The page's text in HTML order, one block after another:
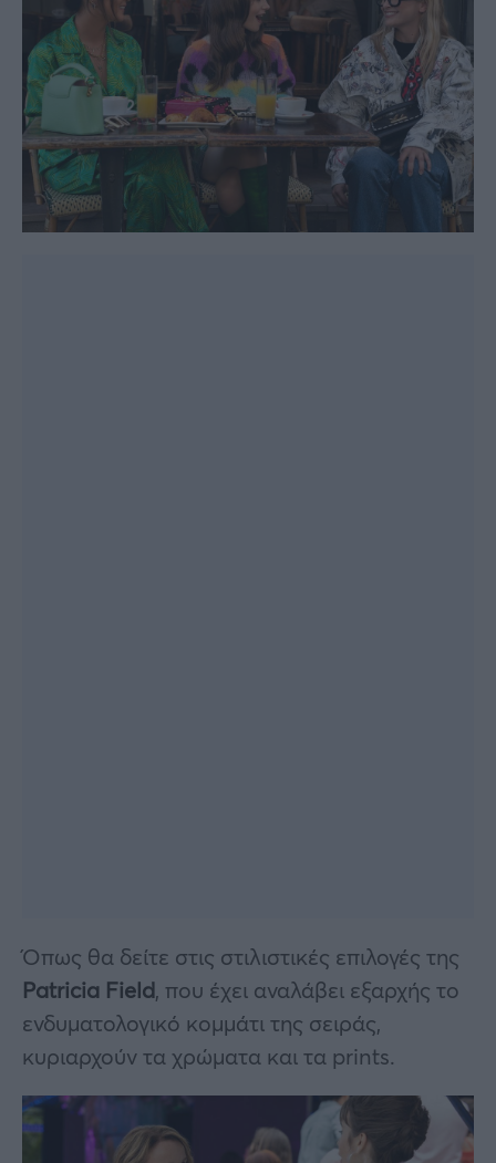
Όπως θα δείτε στις στιλιστικές επιλογές της
Patricia Field, που έχει αναλάβει εξαρχής το
ενδυματολογικό κομμάτι της σειράς,
κυριαρχούν τα χρώματα και τα prints.